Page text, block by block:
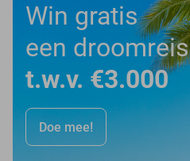
Win gratis
een droomreis
t.w.v. €3.000
Doe mee!